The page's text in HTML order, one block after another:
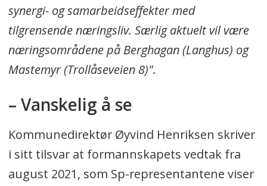
synergi- og samarbeidseffekter med
tilgrensende næringsliv. Særlig aktuelt vil være
næringsområdene på Berghagan (Langhus) og
Mastemyr (Trollåseveien 8)".
– Vanskelig å se
Kommunedirektør Øyvind Henriksen skriver
i sitt tilsvar at formannskapets vedtak fra
august 2021, som Sp-representantene viser